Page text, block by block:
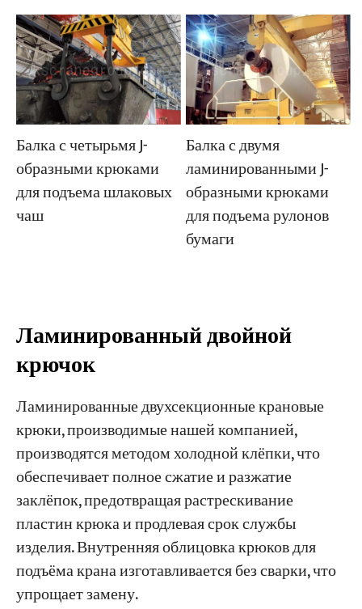
Балка с четырьмя J-
образными крюками
для подъема шлаковых
чаш
Балка с двумя
ламинированными J-
образными крюками
для подъема рулонов
бумаги
Ламинированный двойной
крючок
Ламинированные двухсекционные крановые
крюки, производимые нашей компанией,
производятся методом холодной клёпки, что
обеспечивает полное сжатие и разжатие
заклёпок, предотвращая растрескивание
пластин крюка и продлевая срок службы
изделия. Внутренняя облицовка крюков для
подъёма крана изготавливается без сварки, что
упрощает замену.